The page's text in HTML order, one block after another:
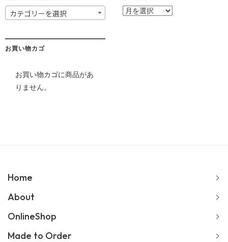
カテゴリーを選択
ア
お買い物カゴ
お買い物カゴに商品があ
りません。
Home
About
OnlineShop
Made to Order